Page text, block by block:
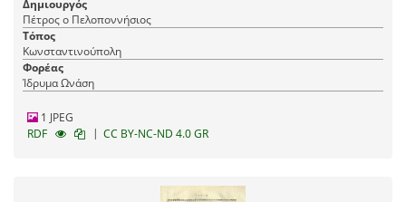
Δημιουργός
Πέτρος ο Πελοποννήσιος
Τόπος
Κωνσταντινούπολη
Φορέας
Ίδρυμα Ωνάση
1 JPEG
RDF
| CC BY-NC-ND 4.0 GR